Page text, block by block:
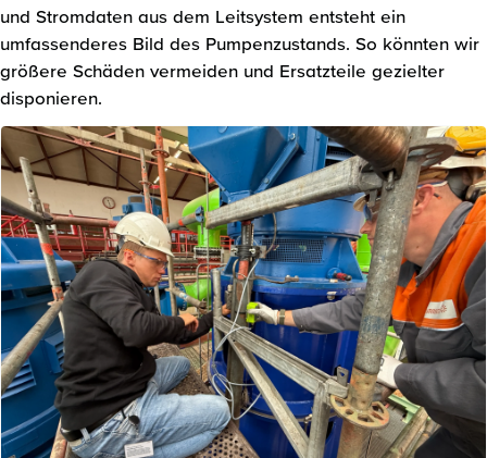
und Stromdaten aus dem Leitsystem entsteht ein
umfassenderes Bild des Pumpenzustands. So könnten wir
größere Schäden vermeiden und Ersatzteile gezielter
disponieren.